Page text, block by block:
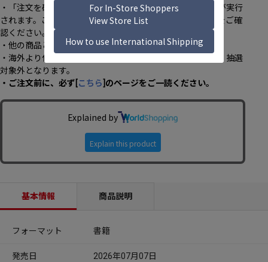
・「注文を確定する」ボタンを押下するとその時点で決済が実行
されます。ご注文前にカード情報、カード限度額、住所等をご確
認ください。
・他の商品との同時購入：不可
・海外より代理購入サービスを通じてご注文いただく場合、抽選
対象外となります。
・ご注文前に、必ず[ こちら ]のページをご一読ください。
基本情報 商品説明
フォーマット 書籍
発売日 2026年07月07日